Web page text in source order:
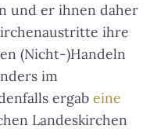
und er ihnen daher
ihre
(Nicht-)Handeln
im
ergab eine
Landeskirchen